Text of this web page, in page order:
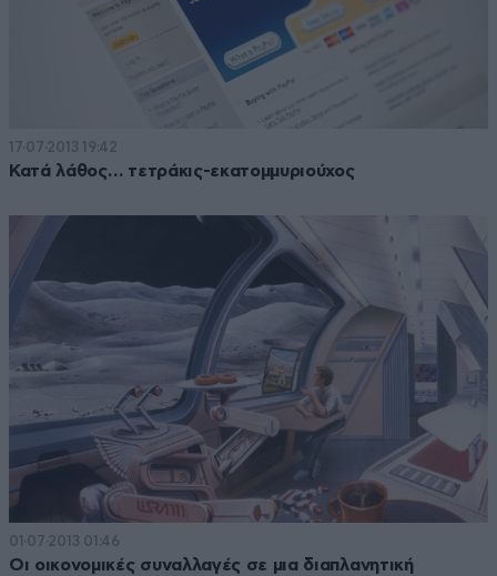
17·07·2013 19:42
Κατά λάθος… τετράκις-εκατομμυριούχος
01·07·2013 01:46
Οι οικονομικές συναλλαγές σε μια διαπλανητική